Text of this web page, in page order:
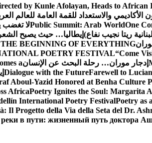
by Kunle Afolayan, Heads to
والاستعداد للقمة العامة للعالم
Public Summit: Arab WorldOne لا تغضب
ريتا نجيب نفاع) إيطاليا… حيث يصبح الشعر
BEGINNING OF EVERYTHING
POETRY FESTIVAL“Come
إدجار موران… رحلة البحث عن الإنسانa
Dialogue with the FutureFarewell to
Aboul-Yazid Honored at Benha Culture
AfricaPoetry Ignites the Soul: Margarita
International Poetry FestivalPoetry as
Il Progetto della Via della Seta del Dr.
в пути: жизненный путь доктора